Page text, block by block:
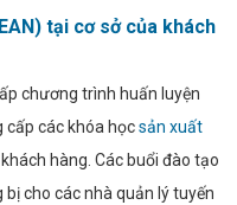
tại cơ sở của khách
chương trình huấn luyện
các khóa họcsản xuất
hàng. Các buổi đào tạo
cho các nhà quản lý tuyến